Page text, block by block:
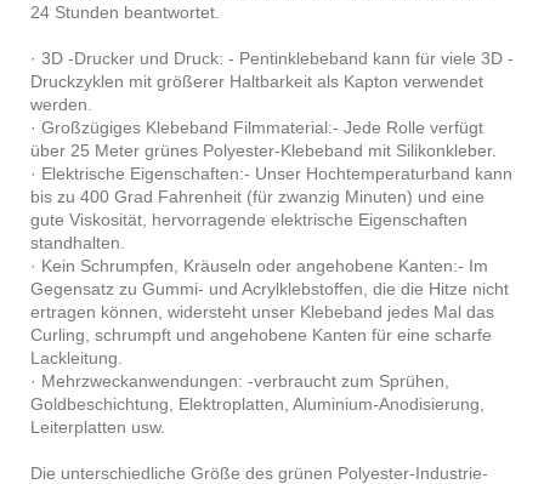
24 Stunden beantwortet.
· 3D -Drucker und Druck: - Pentinklebeband kann für viele 3D -
Druckzyklen mit größerer Haltbarkeit als Kapton verwendet
werden.
· Großzügiges Klebeband Filmmaterial:- Jede Rolle verfügt
über 25 Meter grünes Polyester-Klebeband mit Silikonkleber.
· Elektrische Eigenschaften:- Unser Hochtemperaturband kann
bis zu 400 Grad Fahrenheit (für zwanzig Minuten) und eine
gute Viskosität, hervorragende elektrische Eigenschaften
standhalten.
· Kein Schrumpfen, Kräuseln oder angehobene Kanten:- Im
Gegensatz zu Gummi- und Acrylklebstoffen, die die Hitze nicht
ertragen können, widersteht unser Klebeband jedes Mal das
Curling, schrumpft und angehobene Kanten für eine scharfe
Lackleitung.
· Mehrzweckanwendungen: -verbraucht zum Sprühen,
Goldbeschichtung, Elektroplatten, Aluminium-Anodisierung,
Leiterplatten usw.
Die unterschiedliche Größe des grünen Polyester-Industrie-